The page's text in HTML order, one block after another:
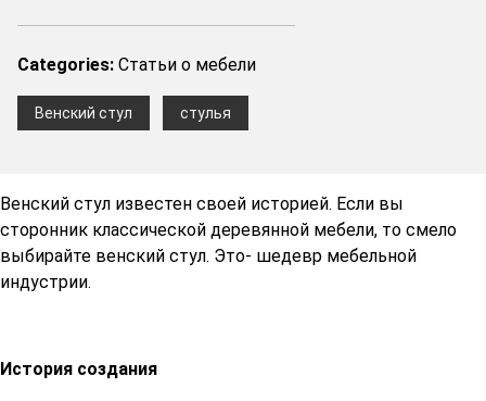
Categories: Статьи о мебели
Венский стул стулья
Венский стул известен своей историей. Если вы
сторонник классической деревянной мебели, то смело
выбирайте венский стул. Это- шедевр мебельной
индустрии.
История создания